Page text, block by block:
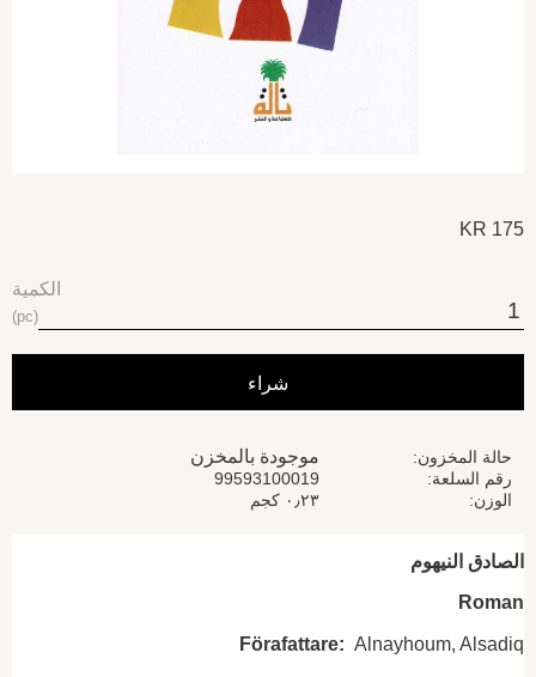
175
الكمية
pc
شراء
حالة المخزون موجودة بالمخزن
رقم السلعة
99593100019
الوزن
٠٫٢٣ كجم
الصادق النيهوم
Roman
Förafattare: Alnayhoum, Alsadiq